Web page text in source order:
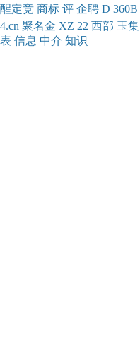
醒定竞 商标 评 企聘 D 360B
4.cn 聚名金 XZ 22 西部 玉集
表 信息 中介 知识